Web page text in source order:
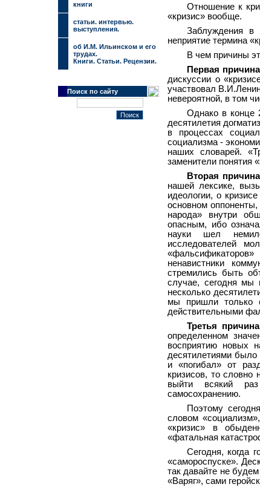
книги
cтатьи. интервью.
выступления.
об И.М. Ильинском и его
трудах.
Книги. Статьи. Рецензии.
Поиск по сайту
Отношение к
«кризис» вообще.
Заблуждения в
неприятие термина
В чем причины
Первая
дискуссии о
участвовал
невероятной, в том
Однако в конце
десятилетия
в процессах
социализма -
наших словарей.
заменители понятия
Вторая причина
нашей лексике,
идеологии, о
основном оппоненты,
народа» внутри
опасным, ибо
науки шел
исследователей
ненавистники
стремились быть
случае, сегодня мы
несколько
мы пришли только
действительными
Третья
определенном
восприятию новых
десятилетиями было
и «погибал» от
кризисов, то словно
выйти всякий
самосохранению.
Поэтому
словом
«кризис» в
«фатальная
Сегодня, когда
«самороспуске».
так давайте не
«Варяг», сами